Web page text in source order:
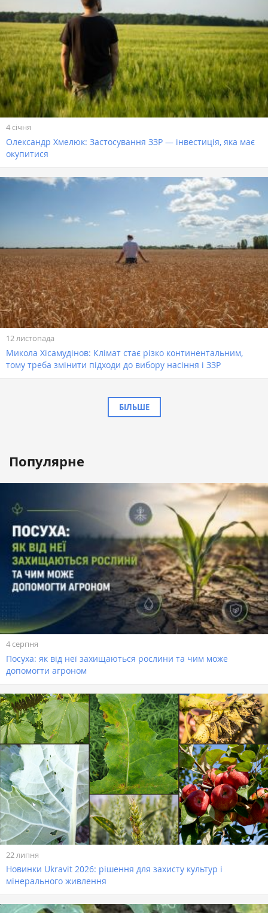
4 січня
Олександр Хмелюк: Застосування ЗЗР — інвестиція, яка має
окупитися
12 листопада
Микола Хісамудінов: Клімат стає різко континентальним,
тому треба змінити підходи до вибору насіння і ЗЗР
БІЛЬШЕ
Популярне
4 серпня
Посуха: як від неї захищаються рослини та чим може
допомогти агроном
22 липня
Новинки Ukravit 2026: рішення для захисту культур і
мінерального живлення